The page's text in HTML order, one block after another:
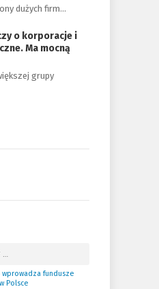
dużych firm…
o korporacje i
Ma mocną
grupy
…
wprowadza fundusze
Polsce